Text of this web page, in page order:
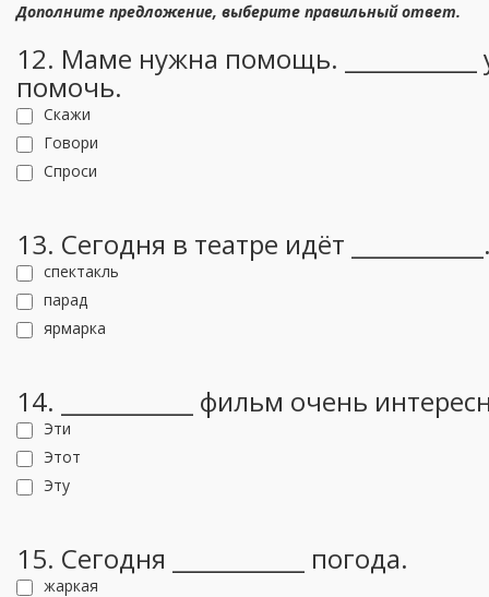
Дополните предложение, выберите правильный ответ.
12. Маме нужна помощь.
помочь.
Скажи
Говори
Спроси
13. Сегодня в театре идёт
спектакль
парад
ярмарка
14. ___________ фильм очень
Эти
Этот
Эту
15. Сегодня ___________ погода.
жаркая